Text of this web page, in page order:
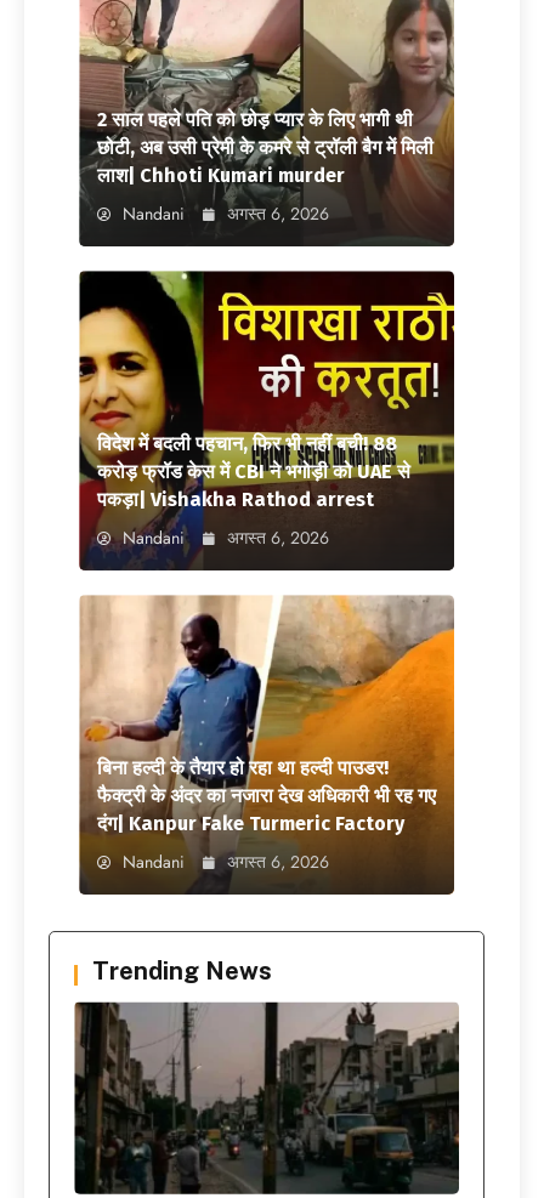
2 साल पहले पति को छोड़ प्यार के लिए भागी थी
छोटी, अब उसी प्रेमी के कमरे से ट्रॉली बैग में मिली
लाश| Chhoti Kumari murder
Nandani अगस्त 6, 2026
विदेश में बदली पहचान, फिर भी नहीं बची! 88
करोड़ फ्रॉड केस में CBI ने भगोड़ी को UAE से
पकड़ा| Vishakha Rathod arrest
Nandani अगस्त 6, 2026
बिना हल्दी के तैयार हो रहा था हल्दी पाउडर!
फैक्ट्री के अंदर का नजारा देख अधिकारी भी रह गए
दंग| Kanpur Fake Turmeric Factory
Nandani अगस्त 6, 2026
Trending News